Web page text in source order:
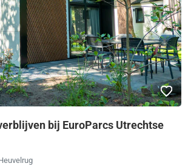
bij EuroParcs Utrechtse